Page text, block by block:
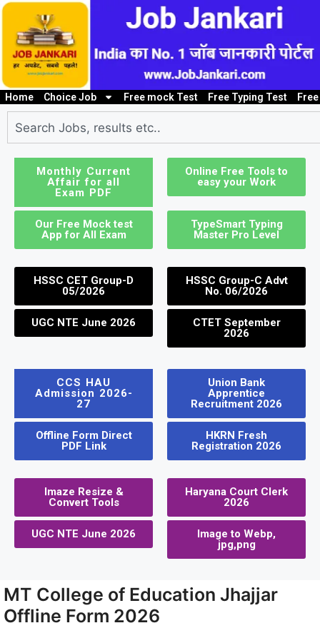
Home Choice Job
10th/ 12th pass job
Free mock Test Free Typing Test
Monthly Current
Affair for all
Exam PDF
Online Free Tools to
easy your Work
Our Free Mock test
App for All Exam
TypeSmart Typing
Master Pro Level
HSSC CET Group-D
05/2026
HSSC Group-C Advt
No. 06/2026
UGC NTE June 2026
CTET September
2026
CCS HAU
Admission 2026-
27
Union Bank
Apprentice
Recruitment 2026
Offline Form Direct
PDF Link
HKRN Fresh
Registration 2026
Imaze Resize &
Convert Tools
Haryana Court Clerk
2026
UGC NTE June 2026
Image to Webp,
jpg,png
MT College of Education Jhajjar
Offline Form 2026